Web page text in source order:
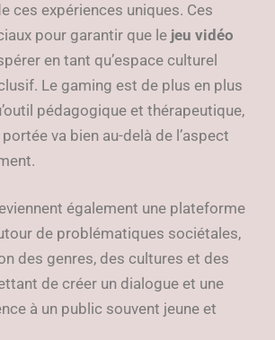
ces expériences uniques. Ces
pour garantir que le jeu vidéo
en tant qu’espace culturel
Le gaming est de plus en plus
pédagogique et thérapeutique,
va bien au-delà de l’aspect
également une plateforme
de problématiques sociétales,
des genres, des cultures et des
de créer un dialogue et une
à un public souvent jeune et